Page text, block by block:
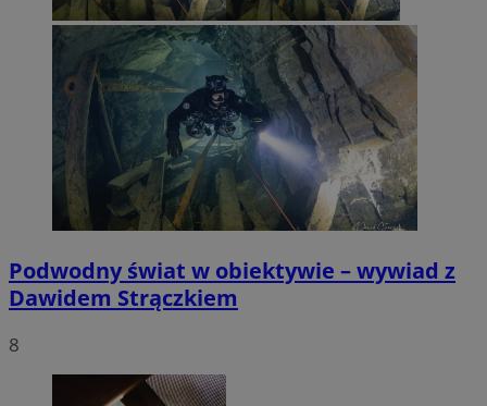
Podwodny świat w obiektywie – wywiad z
Dawidem Strączkiem
8